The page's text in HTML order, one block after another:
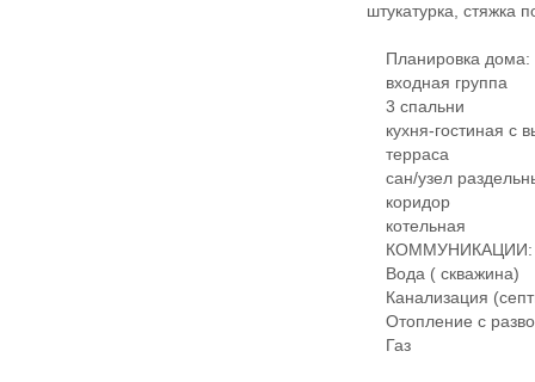
штукатурка, стяжка
Планировка дома:
входная группа
3 спальни
кухня-гостиная с
терраса
сан/узел
коридор
котельная
КОММУНИКАЦИИ:
Вода ( скважина)
Канализация
Отопление с
Газ